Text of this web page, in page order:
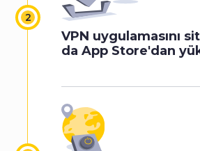
VPN uygulamasını
da App Store'dan